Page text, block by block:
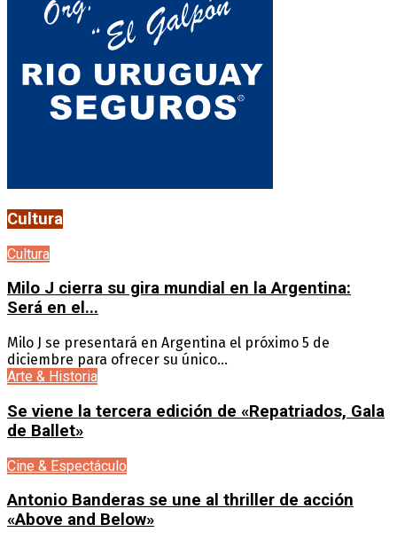
Cultura
Cultura
Milo J cierra su gira mundial en la Argentina:
Será en el...
Milo J se presentará en Argentina el próximo 5 de
diciembre para ofrecer su único...
Arte & Historia
Se viene la tercera edición de «Repatriados, Gala
de Ballet»
Cine & Espectáculo
Antonio Banderas se une al thriller de acción
«Above and Below»